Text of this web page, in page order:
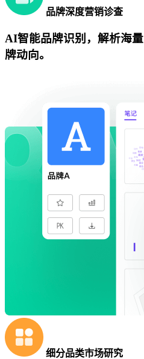
品牌深度营销诊查
AI智能品牌识别，解析海
牌动向。
细分品类市场研究